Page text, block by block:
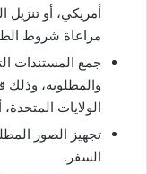
أمريكي، أو تنزيل
مراعاة شروط
جمع المستندات
والمطلوبة، وذلك
الولايات
تجهيز الصور
السفر.